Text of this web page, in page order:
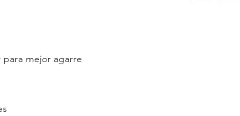
mejor agarre